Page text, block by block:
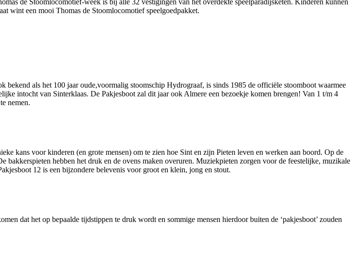
wint een mooi Thomas de Stoomlocomotief speelgoedpakket.
als het 100 jaar oude,voormalig stoomschip Hydrograaf, is sinds 1985 de officiële stoomboot waarmee
intocht van Sinterklaas. De Pakjesboot zal dit jaar ook Almere een bezoekje komen brengen! Van 1 t/m 4
nemen.
kans voor kinderen (en grote mensen) om te zien hoe Sint en zijn Pieten leven en werken aan boord. Op de
bakkerspieten hebben het druk en de ovens maken overuren. Muziekpieten zorgen voor de feestelijke, muzikale
12 is een bijzondere belevenis voor groot en klein, jong en stout.
dat het op bepaalde tijdstippen te druk wordt en sommige mensen hierdoor buiten de ‘pakjesboot’ zouden